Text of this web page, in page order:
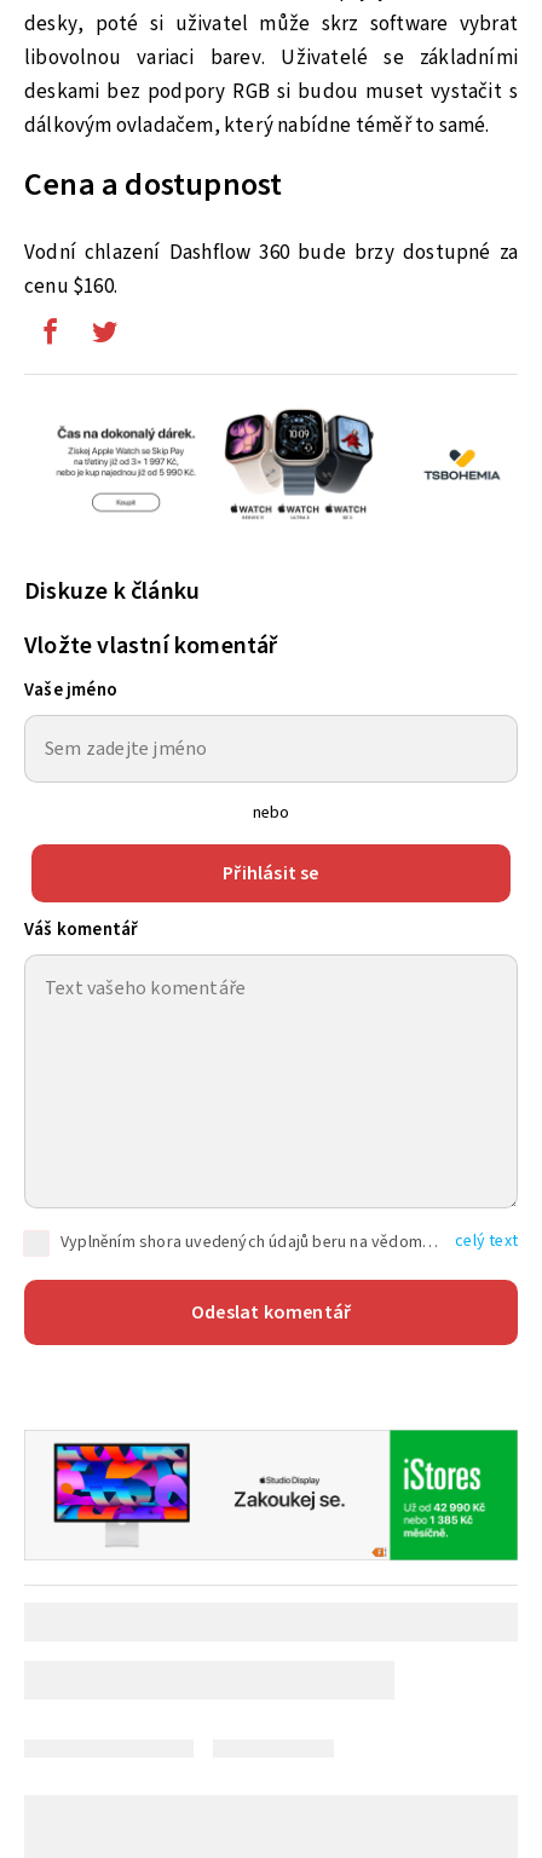
desky, poté si uživatel může skrz software vybrat
libovolnou variaci barev. Uživatelé se základními
deskami bez podpory RGB si budou muset vystačit s
dálkovým ovladačem, který nabídne téměř to samé.
Cena a dostupnost
Vodní chlazení Dashflow 360 bude brzy dostupné za
cenu $160.
Diskuze k článku
Vložte vlastní komentář
Vaše jméno
nebo
Přihlásit se
Váš komentář
Vyplněním shora uvedených údajů beru na vědomí, že společnost TEXT FACTORY s.r.o., sídlem Brno, Durďákova 336/29, Černá Pole, PSČ: 613 00, IČ: 06157831, zapsané u Krajského soudu v Brně, oddíl C, vložka 100399, bude zpracovávat mé osobní údaje uvedené v rámci mnou vyplněného registračního formuláře na základě oprávněných zájmů TEXT FACTORY s.r.o. dle čl. 6 odst. 1 písm. f) GDPR a pro splnění právních povinností (čl. 6 odst. 1 písm. c) GDPR), a to pro tyto účely: nezbytnost zajistit oprávnění návštěvníka webových stránek provozovaných společností TEXT FACTORY s.r.o. přispívat aktivně ke zveřejněným článkům nebo v rámci diskusních fór a výkon práv TEXT FACTORY s.r.o. jako administrátora těchto diskusních fór. Více informací o zpracování osobních údajů a právech lze nalézt v celý text